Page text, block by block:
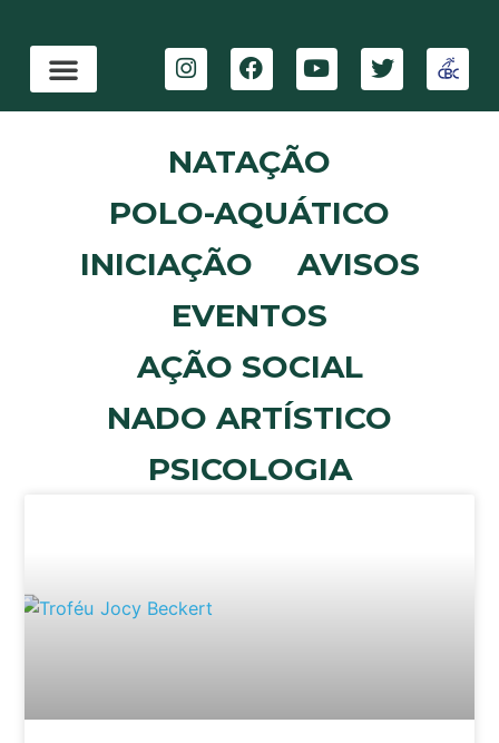
NATAÇÃO
POLO-AQUÁTICO
INICIAÇÃO
AVISOS
EVENTOS
AÇÃO SOCIAL
NADO ARTÍSTICO
PSICOLOGIA